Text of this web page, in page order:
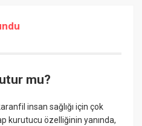
mu?
insan sağlığı için çok
kurutucu özelliğinin yanında,